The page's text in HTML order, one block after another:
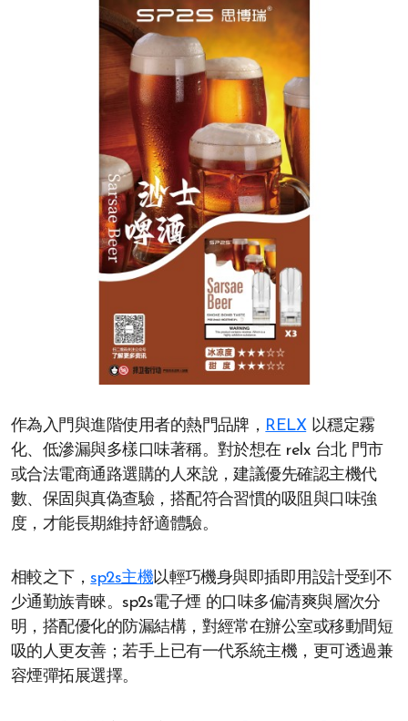
作為入門與進階使用者的熱門品牌， RELX以穩定霧
化、低滲漏與多樣口味著稱。對於想在 relx 台北 門市
或合法電商通路選購的人來說，建議優先確認主機代
數、保固與真偽查驗，搭配符合習慣的吸阻與口味強
度，才能長期維持舒適體驗。
相較之下，sp2s主機以輕巧機身與即插即用設計受到不
少通勤族青睞。sp2s電子煙 的口味多偏清爽與層次分
明，搭配優化的防漏結構，對經常在辦公室或移動間短
吸的人更友善；若手上已有一代系統主機，更可透過兼
容煙彈拓展選擇。